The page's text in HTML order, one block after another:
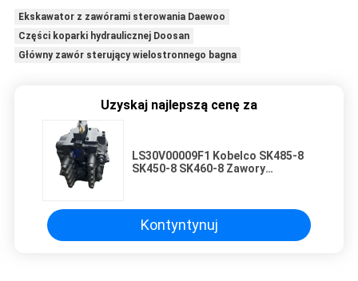
Ekskawator z zawórami sterowania Daewoo
Części koparki hydraulicznej Doosan
Główny zawór sterujący wielostronnego bagna
Uzyskaj najlepszą cenę za
LS30V00009F1 Kobelco SK485-8
SK450-8 SK460-8 Zawory
Kontyntynuj